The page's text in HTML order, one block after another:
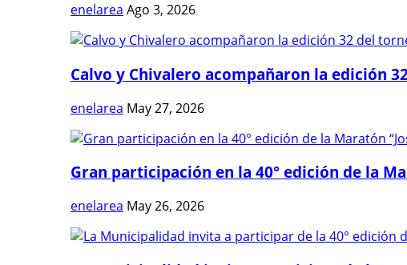
enelarea Ago 3, 2026
Calvo y Chivalero acompañaron la edición
enelarea May 27, 2026
Gran participación en la 40° edición de la
enelarea May 26, 2026